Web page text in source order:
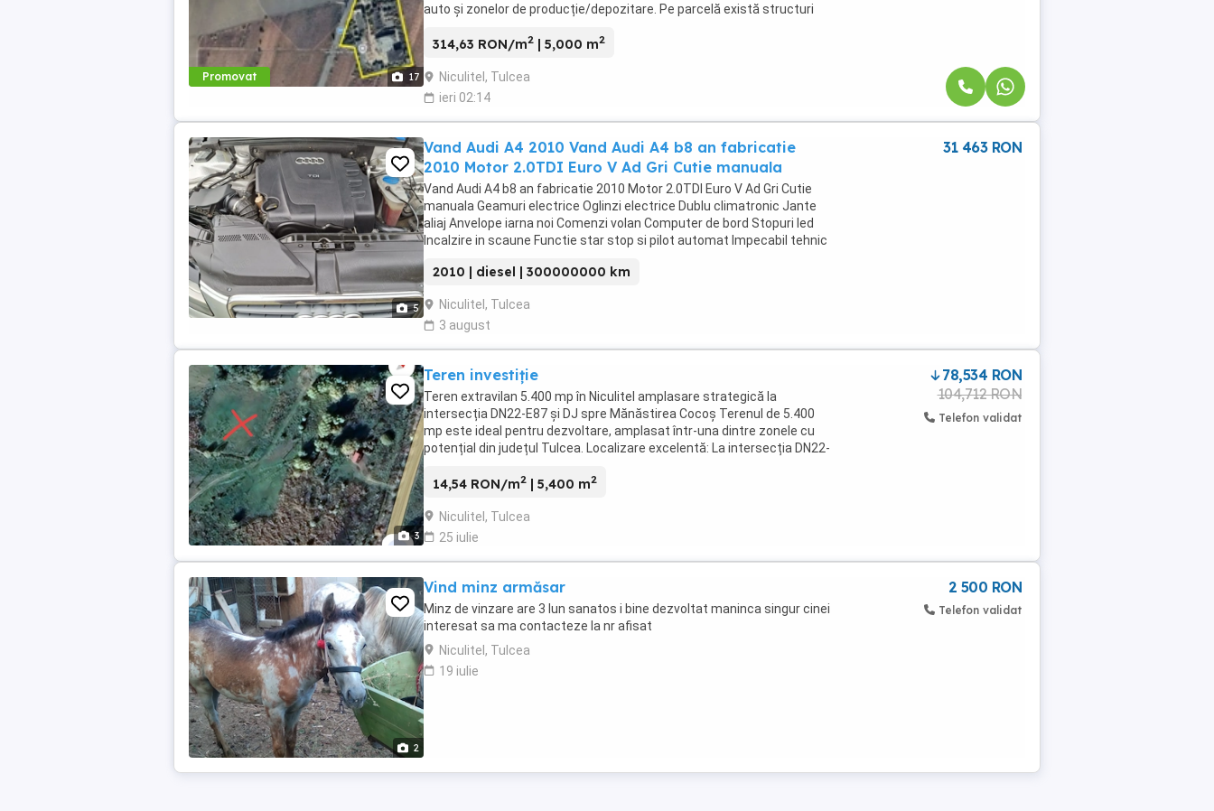
Promovat 17
auto și zonelor de producție/depozitare. Pe parcelă există structuri
314,63 RON/m2 | 5,000 m2
Niculitel, Tulcea
ieri 02:14
5
Vand Audi A4 2010 Vand Audi A4 b8 an fabricatie
2010 Motor 2.0TDI Euro V Ad Gri Cutie manuala
Vand Audi A4 b8 an fabricatie 2010 Motor 2.0TDI Euro V Ad Gri Cutie
manuala Geamuri electrice Oglinzi electrice Dublu climatronic Jante
aliaj Anvelope iarna noi Comenzi volan Computer de bord Stopuri led
Incalzire in scaune Functie star stop si pilot automat Impecabil tehnic
2010 | diesel | 300000000 km
Niculitel, Tulcea
3 august
31 463 RON
3
Teren investiție
Teren extravilan 5.400 mp în Niculitel amplasare strategică la
intersecția DN22-E87 și DJ spre Mănăstirea Cocoș Terenul de 5.400
mp este ideal pentru dezvoltare, amplasat într-una dintre zonele cu
potențial din județul Tulcea. Localizare excelentă: La intersecția DN22-
14,54 RON/m2 | 5,400 m2
Niculitel, Tulcea
25 iulie
78,534 RON
104,712 RON
Telefon validat
2
Vind minz armăsar
Minz de vinzare are 3 lun sanatos i bine dezvoltat maninca singur cinei
interesat sa ma contacteze la nr afisat
Niculitel, Tulcea
19 iulie
2 500 RON
Telefon validat